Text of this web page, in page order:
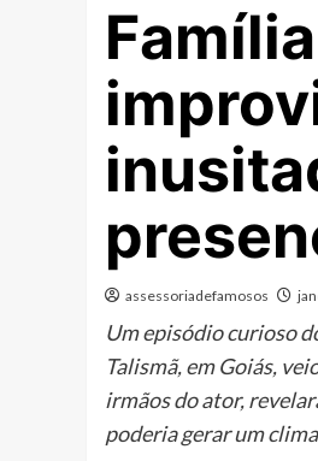
assessoriadefamosos
Um episódio curioso
Talismã, em Goiás,
irmãos do ator,
poderia gerar um